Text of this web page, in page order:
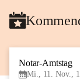
Notar-Amtstag
Mi., 11. Nov.,